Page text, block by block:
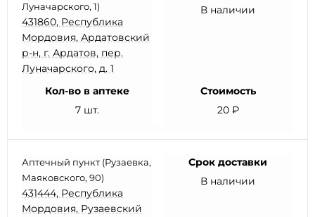
Луначарского, 1)
431860, Республика
Мордовия, Ардатовский
р-н, г. Ардатов, пер.
Луначарского, д. 1
В наличии
Кол-во в аптеке
7 шт.
Стоимость
20 ₽
Аптечный пункт (Рузаевка,
Маяковского, 90)
431444, Республика
Мордовия, Рузаевский
Срок доставки
В наличии